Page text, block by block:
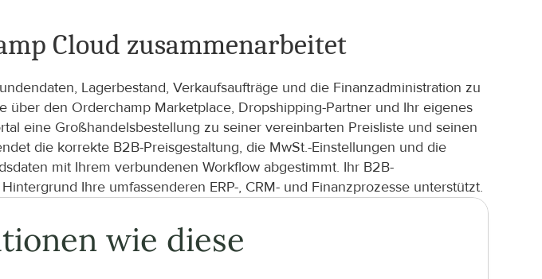
Cloud zusammenarbeitet
Lagerbestand, Verkaufsaufträge und die Finanzadministration zu
den Orderchamp Marketplace, Dropshipping-Partner und Ihr eigenes
eine Großhandelsbestellung zu seiner vereinbarten Preisliste und seinen
die korrekte B2B-Preisgestaltung, die MwSt.-Einstellungen und die
mit Ihrem verbundenen Workflow abgestimmt. Ihr B2B-
Ihre umfassenderen ERP-, CRM- und Finanzprozesse unterstützt.
wie diese